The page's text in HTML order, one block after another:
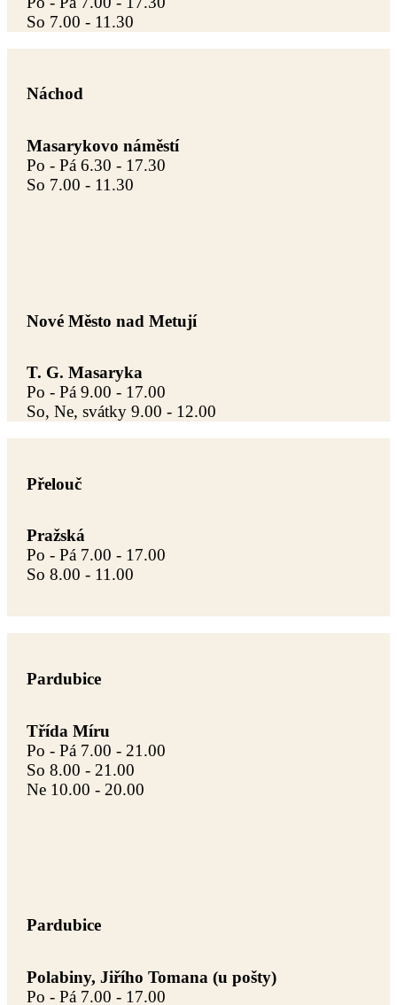
So 7.00 - 11.30
Náchod
Masarykovo náměstí
Po - Pá 6.30 - 17.30
So 7.00 - 11.30
Nové Město nad Metují
T. G. Masaryka
Po - Pá 9.00 - 17.00
So, Ne, svátky 9.00 - 12.00
Přelouč
Pražská
Po - Pá 7.00 - 17.00
So 8.00 - 11.00
Pardubice
Třída Míru
Po - Pá 7.00 - 21.00
So 8.00 - 21.00
Ne 10.00 - 20.00
Pardubice
Polabiny, Jiřího Tomana (u pošty)
Po - Pá 7.00 - 17.00